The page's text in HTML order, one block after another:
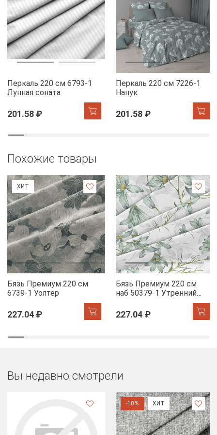
Перкаль 220 см 6793-1
Лунная соната
201.58 ₽
Перкаль 220 см 7226-1
Нанук
201.58 ₽
Похожие товары
ХИТ
Бязь Премиум 220 см
6739-1 Уолтер
227.04 ₽
Бязь Премиум 220 см
наб 50379-1 Утренний
227.04 ₽
Вы недавно смотрели
-10% ХИТ